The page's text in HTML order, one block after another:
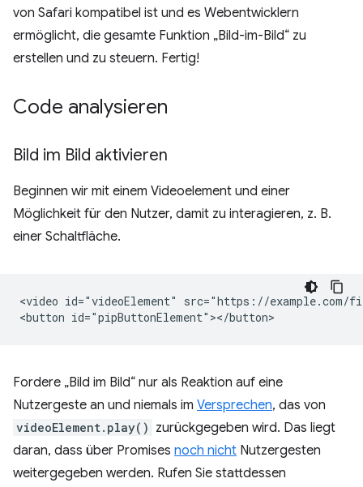
von Safari kompatibel ist und es Webentwicklern
ermöglicht, die gesamte Funktion „Bild-im-Bild“ zu
erstellen und zu steuern. Fertig!
Code analysieren
Bild im Bild aktivieren
Beginnen wir mit einem Videoelement und einer
Möglichkeit für den Nutzer, damit zu interagieren, z. B.
einer Schaltfläche.
<video id="videoElement" src="https://example.com/
Fordere „Bild im Bild“ nur als Reaktion auf eine
Nutzergeste an und niemals im Versprechen, das von
videoElement.play() zurückgegeben wird. Das liegt
daran, dass über Promises noch nicht Nutzergesten
weitergegeben werden. Rufen Sie stattdessen